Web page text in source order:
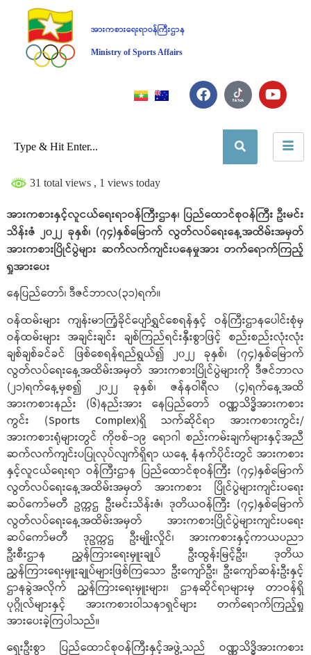
အားကစားရေးရာဝန်ကြီးဌာန
Ministry of Sports Affairs
31 total views , 1 views today
အားကစားနှင့်လူငယ်ရေးရာဝန်ကြီးဌာန၊ ပြည်ထောင်စုဝန်ကြီး ဦးမင်း
သိန်းဇံ ၂၀၂၂ ခုနှစ်၊ (၇၄)နှစ်မြောက် လွတ်လပ်ရေးနေ့အထိမ်းအမှတ်
အားကစားပြိုင်ပွဲများ ဆက်လက်ကျင်းပနေမှုအား တက်ရောက်ကြည့်
ရှုအားပေး
နေပြည်တော်၊ ဒီဇင်ဘာလ(၃၁)ရက်။
ဝန်ထမ်းများ ကျန်းမာကြံ့ခိုင်ပျော်ရွှင်စေရန်နှင့် ဝန်ကြီးဌာနပေါင်းစုံမှ
ဝန်ထမ်းများ အချင်းချင်း ချစ်ကြည်ရင်းနှီးစွာဖြင့် စည်းစည်းလုံးလုံး
ချစ်ချစ်ခင်ခင် ဖြစ်စေရန်ရည်ရွယ်၍ ၂၀၂၂ ခုနှစ်၊ (၇၄)နှစ်မြောက်
လွတ်လပ်ရေးနေ့အထိမ်းအမှတ် အားကစားပြိုင်ပွဲများကို ဒီဇင်ဘာလ
(၂၁)ရက်နေ့မှစ၍ ၂၀၂၂ ခုနှစ်၊ ဇန်နဝါရီလ (၄)ရက်နေ့အထိ
အားကစားနည်း (၆)နည်းအား နေပြည်တော် ဝဏ္ဏသိဒ္ဓိအားကစား
ကွင်း (Sports Complex)ရှိ သက်ဆိုင်ရာ အားကစားကွင်း/
အားကစားရုံများတွင် ကိုဗစ်-၁၉ ရောဂါ စည်းကမ်းချက်များနှင့်အညီ
ဆက်လက်ကျင်းပပြုလုပ်လျက်ရှိရာ ယနေ့ နံနက်ပိုင်းတွင် အားကစား
နှင့်လူငယ်ရေးရာ ဝန်ကြီးဌာန ပြည်ထောင်စုဝန်ကြီး (၇၄)နှစ်မြောက်
လွတ်လပ်ရေးနေ့အထိမ်းအမှတ် အားကစား ပြိုင်ပွဲများကျင်းပရေး
ဆပ်ကော်မတီ ဥက္ကဌ ဦးမင်းသိန်းဇံ၊ ဒုတိယဝန်ကြီး (၇၄)နှစ်မြောက်
လွတ်လပ်ရေးနေ့အထိမ်းအမှတ် အားကစားပြိုင်ပွဲများကျင်းပရေး
ဆပ်ကော်မတီ ဒုဥက္ကဌ ဦးမျိုးလှိုင်၊ အားကစားနှင့်ကာယပညာ
ဦးစီးဌာန ညွှန်ကြားရေးမှူးချုပ် ဦးထွန်းမြင့်ဦး၊ ဒုတိယ
ညွှန်ကြားရေးမှူးချုပ်များဖြစ်ကြသော ဦးကျော်ဦး၊ ဦးကျော်ဆန်းဦးနှင့်
ဌာနခွဲအလိုက် ညွှန်ကြားရေးမှူးများ၊ ဌာနဆိုင်ရာများမှ တာဝန်ရှိ
ပုဂ္ဂိုလ်များနှင့် အားကစားဝါသနာရှင်များ တက်ရောက်ကြည့်ရှု
အားပေးခဲ့ကြပါသည်။
ရှေးဦးစွာ ပြည်ထောင်စုဝန်ကြီးနှင့်အဖွဲ့သည် ဝဏ္ဏသိဒ္ဓိအားကစား